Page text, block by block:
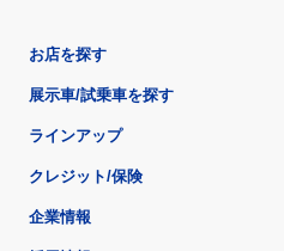
お店を探す
展示車/試乗車を探す
ラインアップ
クレジット/保険
企業情報